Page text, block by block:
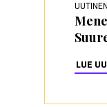
UUTINEN
LUE